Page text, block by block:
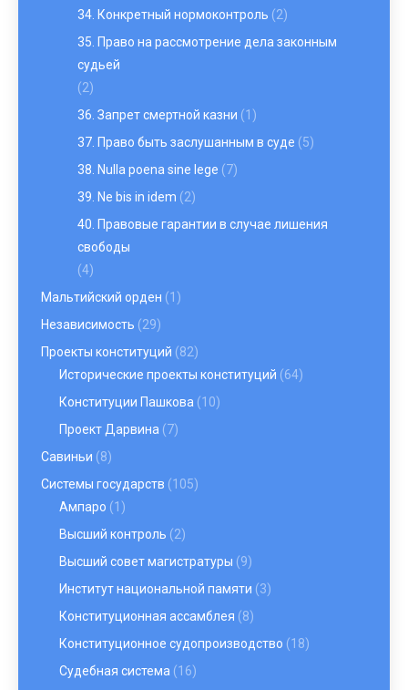
34. Конкретный нормоконтроль (2)
35. Право на рассмотрение дела законным
судьей
(2)
36. Запрет смертной казни (1)
37. Право быть заслушанным в суде (5)
38. Nulla poena sine lege (7)
39. Ne bis in idem (2)
40. Правовые гарантии в случае лишения
свободы
(4)
Мальтийский орден (1)
Независимость (29)
Проекты конституций (82)
Исторические проекты конституций (64)
Конституции Пашкова (10)
Проект Дарвина (7)
Савиньи (8)
Системы государств (105)
Ампаро (1)
Высший контроль (2)
Высший совет магистратуры (9)
Институт национальной памяти (3)
Конституционная ассамблея (8)
Конституционное судопроизводство (18)
Судебная система (16)